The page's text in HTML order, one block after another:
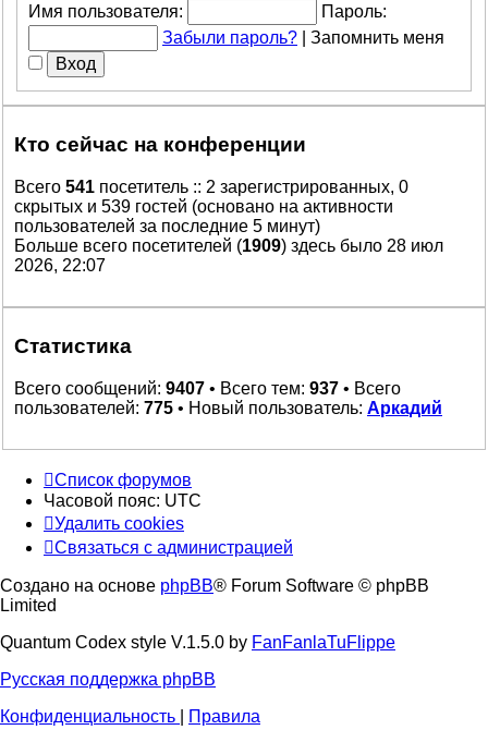
Имя пользователя:
Пароль:
Забыли пароль?
Запомнить меня
Кто сейчас на конференции
Всего 541 посетитель :: 2 зарегистрированных, 0
скрытых и 539 гостей (основано на активности
пользователей за последние 5 минут)
Больше всего посетителей (1909) здесь было 28 июл
2026, 22:07
Статистика
Всего сообщений: 9407 • Всего тем: 937 • Всего
пользователей: 775 • Новый пользователь: Аркадий
Список форумов
Часовой пояс: UTC
Удалить cookies
Связаться с администрацией
Создано на основе phpBB® Forum Software © phpBB
Limited
Quantum Codex style V.1.5.0 by FanFanlaTuFlippe
Русская поддержка phpBB
Конфиденциальность
Правила